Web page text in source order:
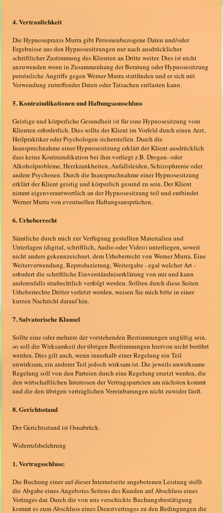
4. Vertraulichkeit
Die Hypnosepraxis Murra gibt Personenbezogene Daten und/oder
Ergebnisse aus den Hypnosesitzungen nur nach ausdrücklicher
schriftlicher Zustimmung des Klienten an Dritte weiter. Dies ist nicht
anzuwenden wenn in Zusammenhang der Beratung oder Hypnosesitzung
persönliche Angriffe gegen Werner Murra stattfinden und er sich mit
Verwendung zutreffender Daten oder Tatsachen entlasten kann.
5. Kontraindikationen und Haftungsausschluss
Geistige und körperliche Gesundheit ist für eine Hypnosesitzung vom
Klienten erforderlich. Dies sollte der Klient im Vorfeld durch einen Arzt,
Heilpraktiker oder Psychologen sicherstellen. Durch die
Inanspruchnahme einer Hypnosesitzung erklärt der Klient ausdrücklich
dass keine Kontraindikation bei ihm vorliegt z.B. Drogen- oder
Alkoholprobleme, Herzkrankheiten, Anfallsleiden, Schizophrenie oder
andere Psychosen. Durch die Inanspruchnahme einer Hypnosesitzung
erklärt der Klient geistig und körperlich gesund zu sein. Der Klient
nimmt eigenverantwortlich an der Hypnosesitzung teil und entbindet
Werner Murra von eventuellen Haftungsansprüchen.
6. Urheberrecht
Sämtliche durch mich zur Verfügung gestellten Materialien und
Unterlagen (digital, schriftlich, Audio oder Video) unterliegen, soweit
nicht anders gekennzeichnet, dem Urheberrecht von Werner Murra. Eine
Weiterverwendung, Reproduzierung, Weitergabe - egal welcher Art -
erfordert die schriftliche Einverständniserklärung von mir und kann
anderenfalls strafrechtlich verfolgt werden. Sollten durch diese Seiten
Urheberrechte Dritter verletzt werden, weisen Sie mich bitte in einer
kurzen Nachricht darauf hin.
7. Salvatorische Klausel
Sollte eine oder mehrere der vorstehenden Bestimmungen ungültig sein,
so soll die Wirksamkeit der übrigen Bestimmungen hiervon nicht berührt
werden. Dies gilt auch, wenn innerhalb einer Regelung ein Teil
unwirksam, ein anderer Teil jedoch wirksam ist. Die jeweils unwirksame
Regelung soll von den Parteien durch eine Regelung ersetzt werden, die
den wirtschaftlichen Interessen der Vertragsparteien am nächsten kommt
und die den übrigen vertraglichen Vereinbarungen nicht zuwider läuft.
8. Gerichtsstand
Der Gerichtsstand ist Osnabrück.
Widerrufsbelehrung
1. Vertragsschluss:
Die Buchung einer auf dieser Internetseite angebotenen Leistung stellt
die Abgabe eines Angebotes Seitens des Kunden auf Abschluss eines
Vertrages dar. Durch die von uns verschickte Buchungsbestätigung
kommt es zum Abschluss eines Dienstvertrages zu den Bedingungen die